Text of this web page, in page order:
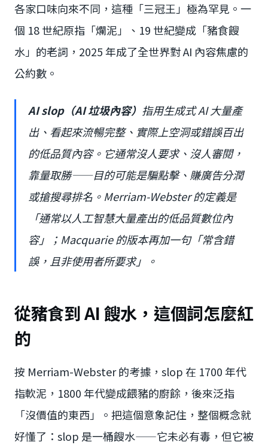
各家口味向來不同，這種「三冠王」極為罕見。一
個 18 世紀原指「爛泥」、19 世紀變成「豬食餿
水」的老詞，2025 年成了全世界對 AI 內容焦慮的
公約數。
AI slop（AI 垃圾內容） 指用生成式 AI 大量產
出、看起來流暢完整、實際上空洞或錯誤百出
的低品質內容。它通常沒人要求、沒人審閱，
靠量取勝——目的可能是騙點擊、賺廣告分潤
或搶搜尋排名。Merriam-Webster 的定義是
「通常以人工智慧大量產出的低品質數位內
容」；Macquarie 的版本再加一句「常含錯
誤，且非使用者所要求」。
從豬食到 AI 餿水，這個詞怎麼紅
的
按 Merriam-Webster 的考據，slop 在 1700 年代
指軟泥，1800 年代變成餵豬的廚餘，後來泛指
「沒價值的東西」。把這個意象記住，整個概念就
好懂了：slop 是一桶餿水——它未必有毒，但它被